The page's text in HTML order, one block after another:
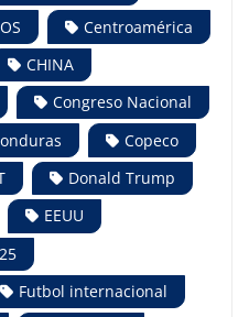
Centroamérica
CHINA
Congreso Nacional
Copeco
Donald Trump
EEUU
Futbol internacional